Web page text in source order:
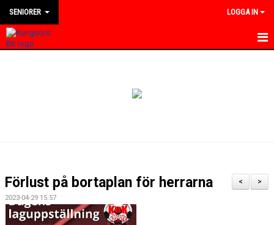
SENIORER LOGGA IN
DOKUMENT
KONTAKT
>
<
Förlust på bortaplan för herrarna
2023-04-29 15:57